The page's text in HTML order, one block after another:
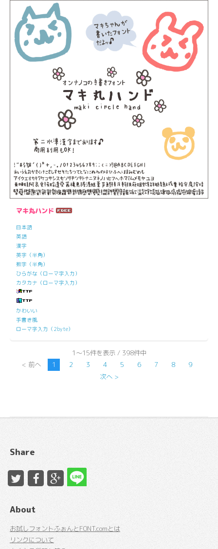
マキ丸ハンド
日本語
英語
漢字
英字（半角）
数字（半角）
ひらがな（ローマ字入力）
カタカナ（ローマ字入力）
かわいい
手書き風
ローマ字入力（2byte）
1～15件を表示 / 398件中
< 前へ
1 2 3 4 5 6 7 8
9
次へ >
Share
About
お試しフォントふぉんとFONT.comとは
リンクについて